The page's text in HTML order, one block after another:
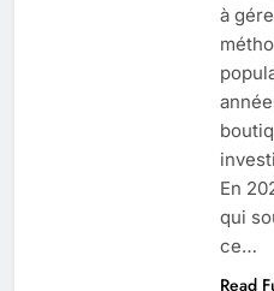
Découvrez
gratuit
collégiens
4 Mois Ago
Liste
4 Mois Ago
à
En
qui
ce…
Read